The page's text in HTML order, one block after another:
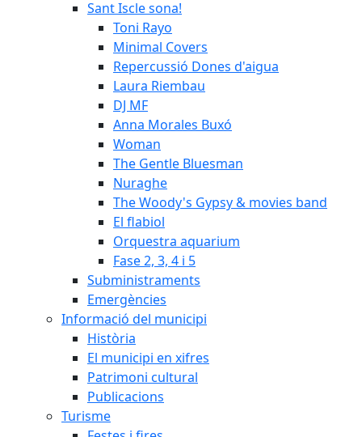
Sant Iscle sona!
Toni Rayo
Minimal Covers
Repercussió Dones d'aigua
Laura Riembau
DJ MF
Anna Morales Buxó
Woman
The Gentle Bluesman
Nuraghe
The Woody's Gypsy & movies band
El flabiol
Orquestra aquarium
Fase 2, 3, 4 i 5
Subministraments
Emergències
Informació del municipi
Història
El municipi en xifres
Patrimoni cultural
Publicacions
Turisme